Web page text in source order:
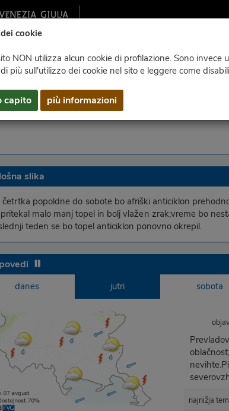
cookie
NON utilizza alcun cookie di profilazione. Sono
più sull'utilizzo dei cookie nel sito e leggere come
capito più informazioni
slika
četrtka popoldne do sobote bo afriški anticiklon
malo manj topel in bolj vlažen zrak;vreme bo
teden se bo topel anticiklon ponovno okrepil.
danes jutri sobota
najnižja